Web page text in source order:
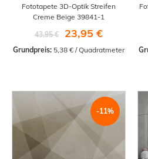
Fototapete 3D-Optik Streifen
Creme Beige 39841-1
43,95 €
23,95 €
Grundpreis: 5,38 € / Quadratmeter
-11%